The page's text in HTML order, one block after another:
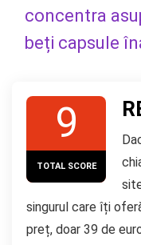
concentra
beți capsule
9
TOTAL SCORE
singurul care îți
preț, doar 39 de